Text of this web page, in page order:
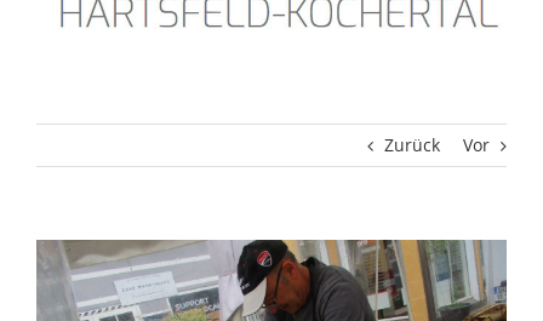
Zurück Vor
Zeige
grösseres
Bild